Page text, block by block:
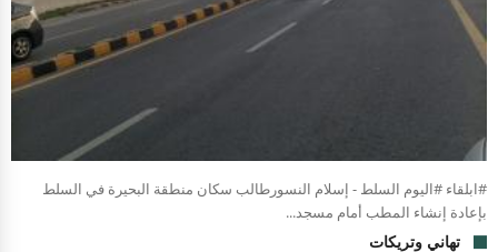
#ابلقاء #اليوم السلط - إسلام النسورطالب سكان منطقة البحيرة في السلط
بإعادة إنشاء المطب أمام مسجد...
تهاني وتريكات